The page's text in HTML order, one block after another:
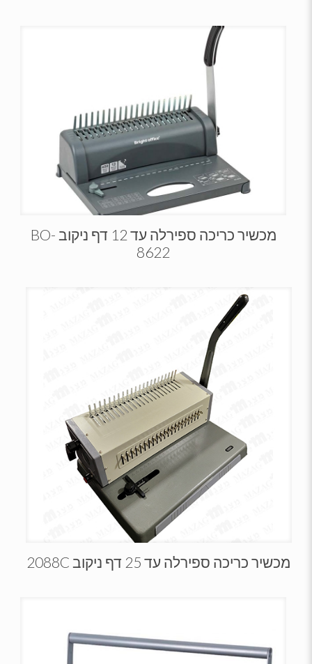
מכשיר כריכה ספירלה עד 12 דף ניקוב BO-
8622
מכשיר כריכה ספירלה עד 25 דף ניקוב 2088C